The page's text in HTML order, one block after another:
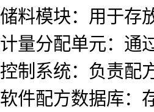
储料模块：用于存
计量分配单元：通
控制系统：负责配
软件配方数据库：